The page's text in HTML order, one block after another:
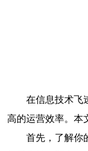
在信息技术飞
高的运营效率。本
首先，了解你